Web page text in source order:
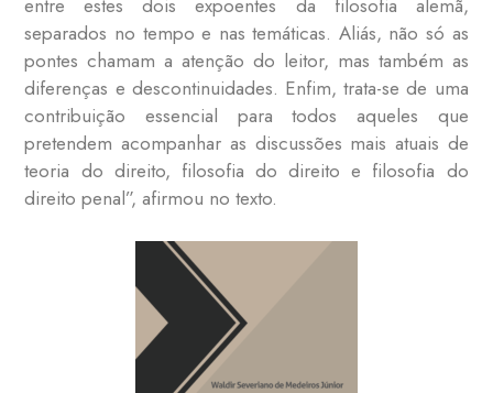
entre estes dois expoentes da filosofia alemã,
separados no tempo e nas temáticas. Aliás, não só as
pontes chamam a atenção do leitor, mas também as
diferenças e descontinuidades. Enfim, trata-se de uma
contribuição essencial para todos aqueles que
pretendem acompanhar as discussões mais atuais de
teoria do direito, filosofia do direito e filosofia do
direito penal”, afirmou no texto.